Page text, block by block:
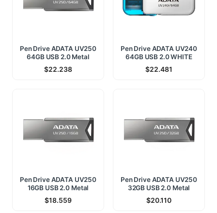
Pen Drive ADATA UV250
64GB USB 2.0 Metal
$22.238
Pen Drive ADATA UV240
64GB USB 2.0 WHITE
$22.481
Pen Drive ADATA UV250
16GB USB 2.0 Metal
$18.559
Pen Drive ADATA UV250
32GB USB 2.0 Metal
$20.110